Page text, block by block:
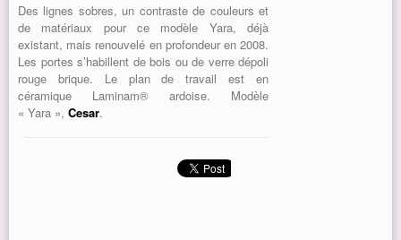
Des lignes sobres, un contraste de couleurs et
de matériaux pour ce modèle Yara, déjà
existant, mais renouvelé en profondeur en 2008.
Les portes s’habillent de bois ou de verre dépoli
rouge brique. Le plan de travail est en
céramique Laminam® ardoise. Modèle
« Yara », Cesar.